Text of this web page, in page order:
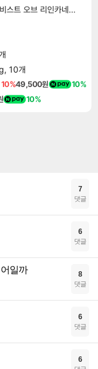
오브 리인카네이션
10개
10%49,500원 10%
10%
7
댓글
6
댓글
일까 8
댓글
6
댓글
6